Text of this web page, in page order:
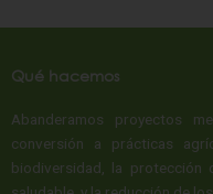
Qué hacemos​
Abanderamos proyectos
conversión a prácticas
biodiversidad, la protección